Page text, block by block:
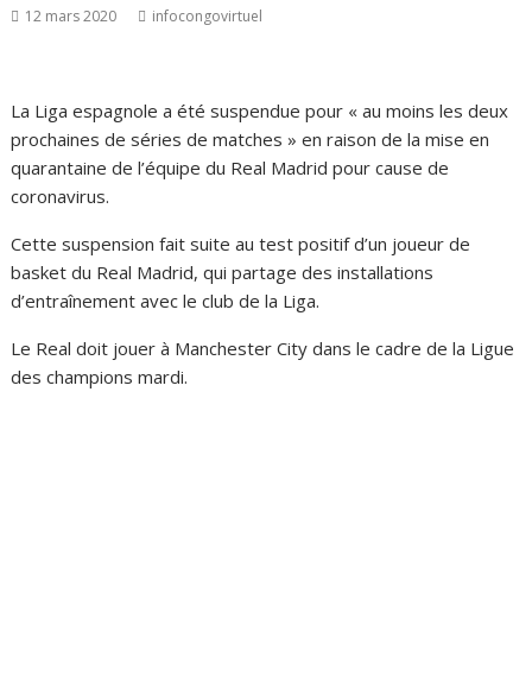
12 mars 2020 infocongovirtuel
La Liga espagnole a été suspendue pour « au moins les deux
prochaines de séries de matches » en raison de la mise en
quarantaine de l’équipe du Real Madrid pour cause de
coronavirus.
Cette suspension fait suite au test positif d’un joueur de
basket du Real Madrid, qui partage des installations
d’entraînement avec le club de la Liga.
Le Real doit jouer à Manchester City dans le cadre de la Ligue
des champions mardi.